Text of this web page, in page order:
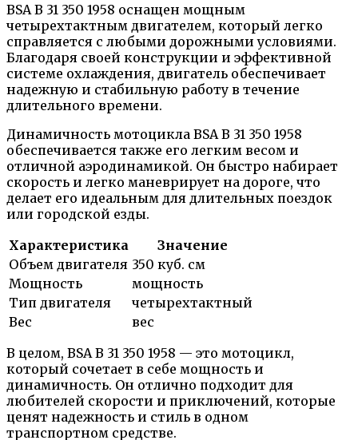
BSA B 31 350 1958 оснащен мощным
четырехтактным двигателем, который легко
справляется с любыми дорожными условиями.
Благодаря своей конструкции и эффективной
системе охлаждения, двигатель обеспечивает
надежную и стабильную работу в течение
длительного времени.
Динамичность мотоцикла BSA B 31 350 1958
обеспечивается также его легким весом и
отличной аэродинамикой. Он быстро набирает
скорость и легко маневрирует на дороге, что
делает его идеальным для длительных поездок
или городской езды.
Характеристика
Значение
Объем двигателя 350 куб. см
Мощность
мощность
Тип двигателя
четырехтактный
Вес
вес
В целом, BSA B 31 350 1958 — это мотоцикл,
который сочетает в себе мощность и
динамичность. Он отлично подходит для
любителей скорости и приключений, которые
ценят надежность и стиль в одном
транспортном средстве.